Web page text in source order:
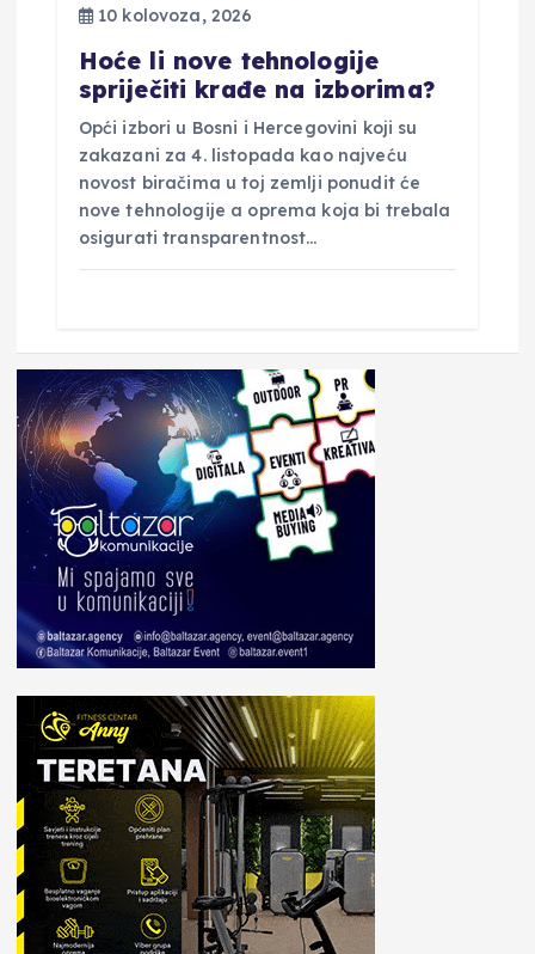
10 kolovoza, 2026
Hoće li nove tehnologije
spriječiti krađe na izborima?
Opći izbori u Bosni i Hercegovini koji su
zakazani za 4. listopada kao najveću
novost biračima u toj zemlji ponudit će
nove tehnologije a oprema koja bi trebala
osigurati transparentnost…